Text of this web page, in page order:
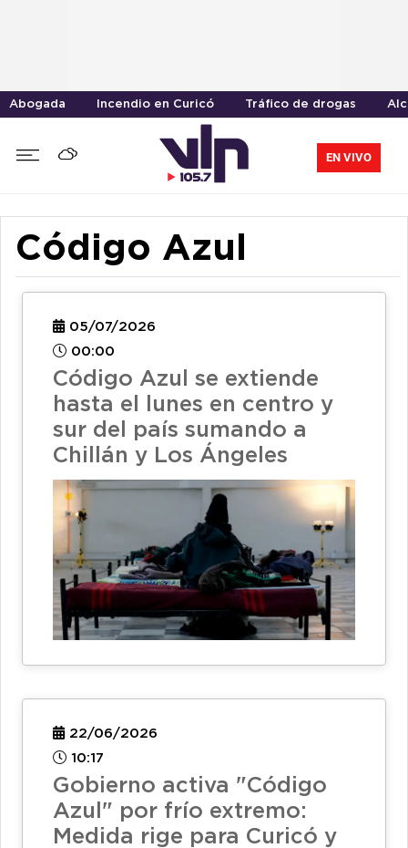
Abogada Incendio en Curicó Tráfico de drogas
EN VIVO
Código Azul
05/07/2026
00:00
Código Azul se extiende
hasta el lunes en centro y
sur del país sumando a
Chillán y Los Ángeles
22/06/2026
10:17
Gobierno activa "Código
Azul" por frío extremo:
Medida rige para Curicó y